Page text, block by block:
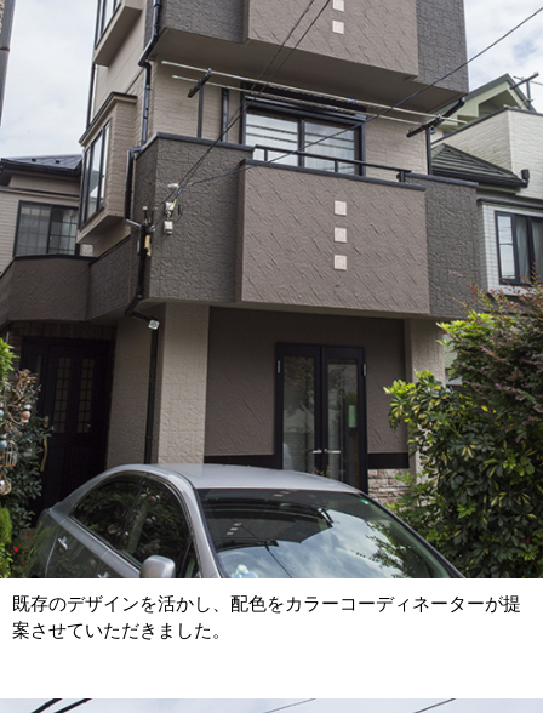
既存のデザインを活かし、配色をカラーコーディネーターが提
案させていただきました。